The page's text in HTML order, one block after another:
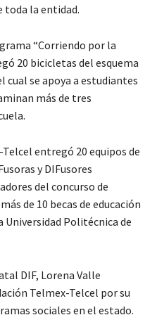
toda la entidad.
“Corriendo por la
20 bicicletas del esquema
cual se apoya a estudiantes
más de tres
entregó 20 equipos de
y DIFusores
del concurso de
de 10 becas de educación
Politécnica de
DIF, Lorena Valle
Telmex-Telcel por su
sociales en el estado.